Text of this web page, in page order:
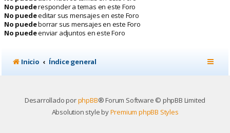
No puederesponder a temas en este Foro
No puedeeditar sus mensajes en este Foro
No puedeborrar sus mensajes en este Foro
No puedeenviar adjuntos en este Foro
Inicio Índice general
Desarrollado porphpBB® Forum Software © phpBB Limited
Absolution style byPremium phpBB Styles